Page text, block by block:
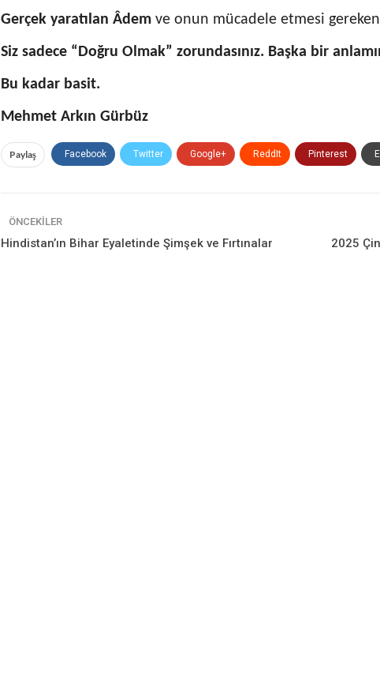
Gerçek yaratılan Âdem ve onun mücadele etmesi
Siz sadece “Doğru Olmak” zorundasınız. Başka bir
Bu kadar basit.
Mehmet Arkın Gürbüz
Paylaş Facebook Twitter Google+ ReddIt Pinterest
ÖNCEKILER
Hindistan’ın Bihar Eyaletinde Şimşek ve Fırtınalar 2025